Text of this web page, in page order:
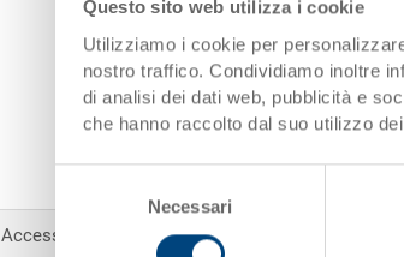
Questo sito web utilizza i cookie
Utilizziamo i cookie per
nostro traffico. Condividiamo inoltre
di analisi dei dati web, pubblicità e
che hanno raccolto dal suo utilizzo
del
consenso
Necessari
Accessori opzionali